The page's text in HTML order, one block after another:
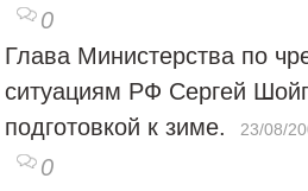
0
Глава Министерства по
ситуациям РФ Сергей
подготовкой к зиме.
23/08/
0